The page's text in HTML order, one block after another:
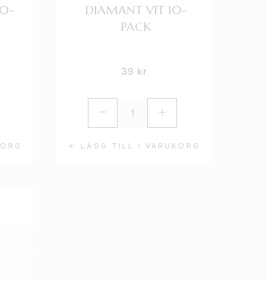
LÄGG TILL I VARUKORG
DIAMANT VIT 10-
PACK
39 kr